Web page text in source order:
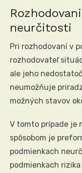
neurčitosti
Pri rozhodovaní v
rozhodovateľ
ale jeho
neumožňuje
možných stavov
V tomto prípade je
spôsobom je
podmienkach
podmienkach